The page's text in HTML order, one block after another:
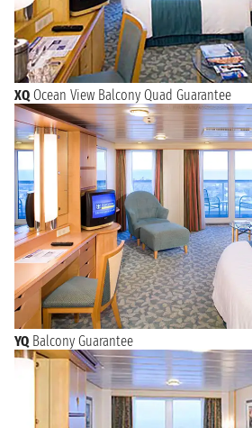
XQ Ocean View Balcony Quad Guarantee
YQ Balcony Guarantee